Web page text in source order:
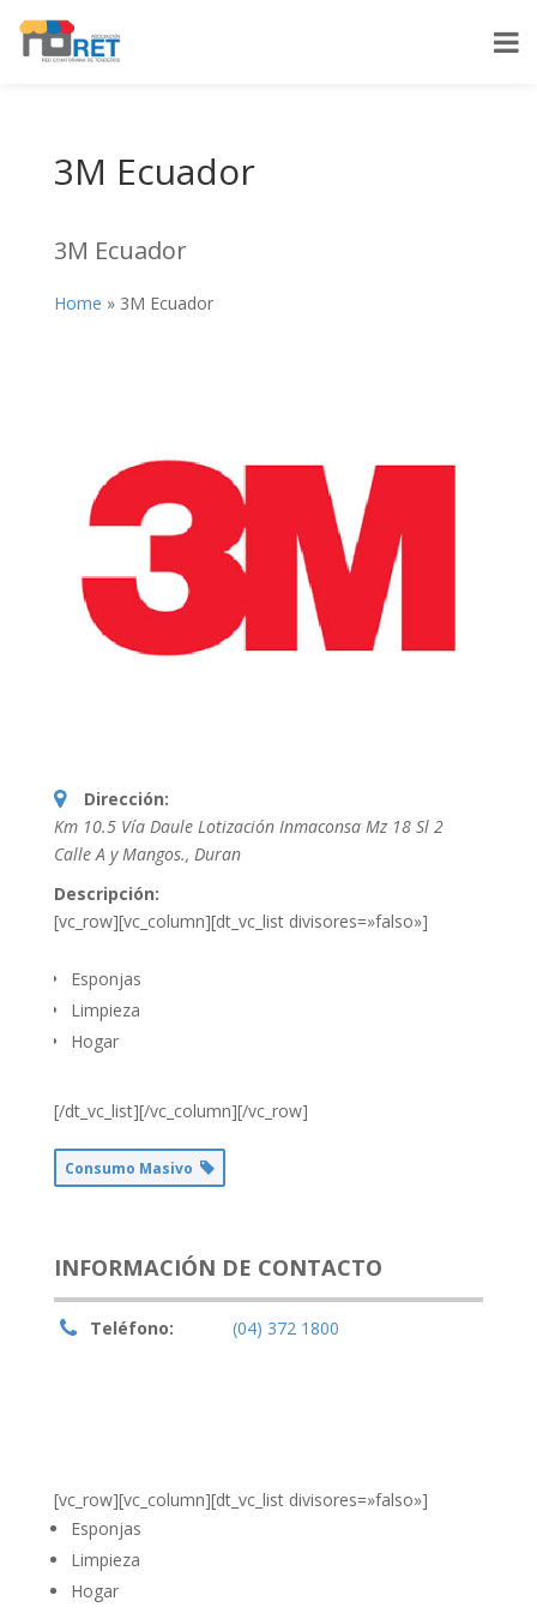
3M Ecuador
3M Ecuador
Home » 3M Ecuador
Dirección:
Km 10.5 Vía Daule Lotización Inmaconsa Mz 18 Sl 2
Calle A y Mangos., Duran
Descripción:
[vc_row][vc_column][dt_vc_list divisores=»falso»]
Esponjas
Limpieza
Hogar
[/dt_vc_list][/vc_column][/vc_row]
Consumo Masivo
INFORMACIÓN DE CONTACTO
Teléfono: (04) 372 1800
[vc_row][vc_column][dt_vc_list divisores=»falso»]
Esponjas
Limpieza
Hogar